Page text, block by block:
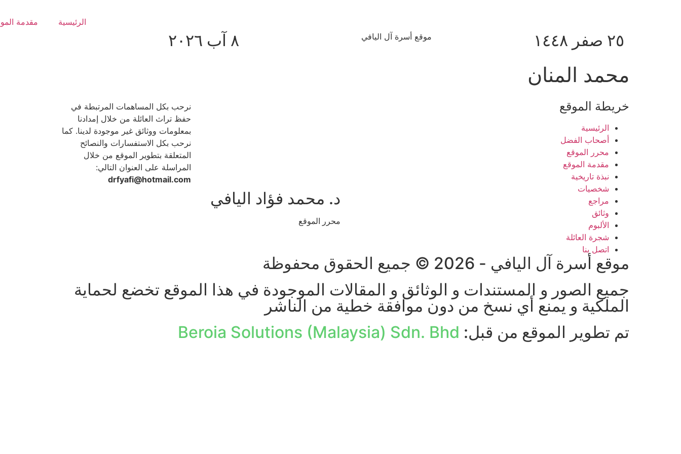
الرئيسية مقدمة
٢٥ صفر ١٤٤٨ موقع أسرة آل اليافي ٨ آب ٢٠٢٦
محمد المنان
خريطة الموقع
الرئيسية
أصحاب الفضل
محرر الموقع
مقدمة الموقع
نبذة تاريخية
شخصيات
مراجع
وثائق
الألبوم
شجرة العائلة
اتصل بنا
نرحب بكل المساهمات المرتبطة في
حفظ تراث العائلة من خلال إمدادنا
بمعلومات ووثائق غير موجودة لدينا. كما
نرحب بكل الاستفسارات والنصائح
المتعلقة بتطوير الموقع من خلال
المراسلة على العنوان التالي:
drfyafi@hotmail.com
د. محمد فؤاد اليافي
محرر الموقع
موقع أسرة آل اليافي - 2026 © جميع الحقوق محفوظة
جميع الصور و المستندات و الوثائق و المقالات الموجودة في هذا الموقع تخضع لحماية
الملكية و يمنع أي نسخ من دون موافقة خطية من الناشر
تم تطوير الموقع من قبل: Beroia Solutions (Malaysia) Sdn. Bhd